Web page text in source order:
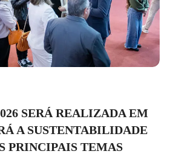
SERÁ REALIZADA EM
A SUSTENTABILIDADE
PRINCIPAIS TEMAS